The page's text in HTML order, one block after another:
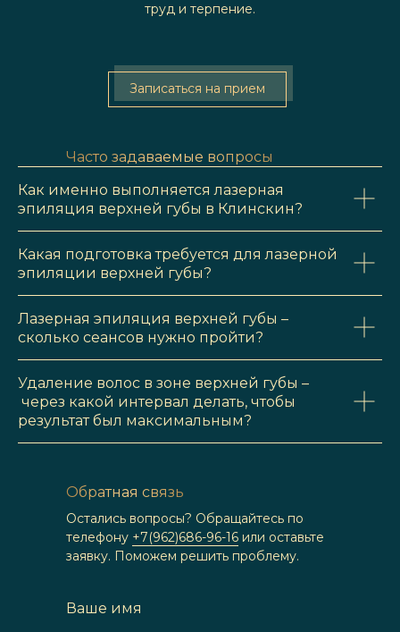
труд и терпение.
Записаться на прием
Часто задаваемые вопросы
Как именно выполняется лазерная
эпиляция верхней губы в Клинскин?
Какая подготовка требуется для лазерной
эпиляции верхней губы?
Лазерная эпиляция верхней губы –
сколько сеансов нужно пройти?
Удаление волос в зоне верхней губы –
через какой интервал делать, чтобы
результат был максимальным?
Обратная связь
Остались вопросы? Обращайтесь по
телефону +7(962)686-96-16 или оставьте
заявку. Поможем решить проблему.
Ваше имя